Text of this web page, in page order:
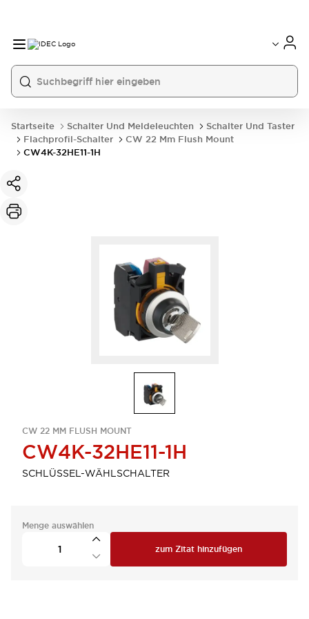
Startseite Schalter Und Meldeleuchten
Schalter Und Taster
Flachprofil-Schalter
CW 22 Mm Flush Mount
CW4K-32HE11-1H
CW 22 MM FLUSH MOUNT
CW4K-32HE11-1H
SCHLÜSSEL-WÄHLSCHALTER
Menge auswählen
zum Zitat hinzufügen